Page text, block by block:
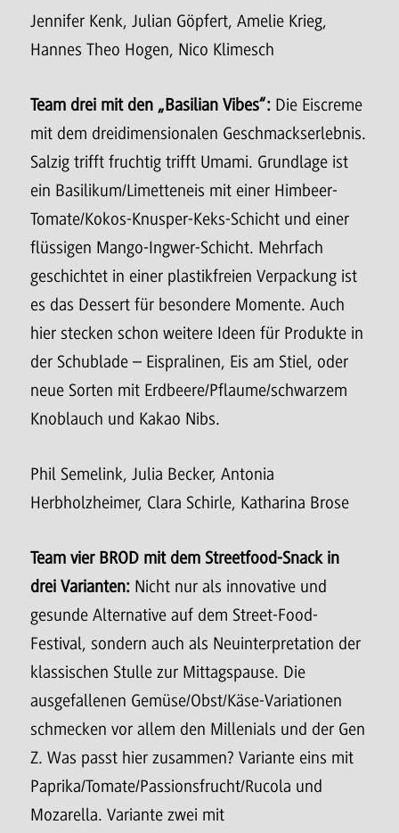
Jennifer Kenk, Julian Göpfert, Amelie Krieg,
Hannes Theo Hogen, Nico Klimesch
Team drei mit den „Basilian Vibes“: Die Eiscreme
mit dem dreidimensionalen Geschmackserlebnis.
Salzig trifft fruchtig trifft Umami. Grundlage ist
ein Basilikum/Limetteneis mit einer Himbeer-
Tomate/Kokos-Knusper-Keks-Schicht und einer
flüssigen Mango-Ingwer-Schicht. Mehrfach
geschichtet in einer plastikfreien Verpackung ist
es das Dessert für besondere Momente. Auch
hier stecken schon weitere Ideen für Produkte in
der Schublade – Eispralinen, Eis am Stiel, oder
neue Sorten mit Erdbeere/Pflaume/schwarzem
Knoblauch und Kakao Nibs.
Phil Semelink, Julia Becker, Antonia
Herbholzheimer, Clara Schirle, Katharina Brose
Team vier BROD mit dem Streetfood-Snack in
drei Varianten: Nicht nur als innovative und
gesunde Alternative auf dem Street-Food-
Festival, sondern auch als Neuinterpretation der
klassischen Stulle zur Mittagspause. Die
ausgefallenen Gemüse/Obst/Käse-Variationen
schmecken vor allem den Millenials und der Gen
Z. Was passt hier zusammen? Variante eins mit
Paprika/Tomate/Passionsfrucht/Rucola und
Mozarella. Variante zwei mit